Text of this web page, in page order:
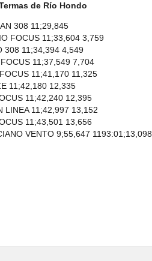
de Río Hondo
308 11;29,845
FOCUS 11;33,604 3,759
308 11;34,394 4,549
11;37,549 7,704
11;41,170 11,325
11;42,180 12,335
11;42,240 12,395
LINEA 11;42,997 13,152
11;43,501 13,656
VENTO 9;55,647 1193:01;13,098